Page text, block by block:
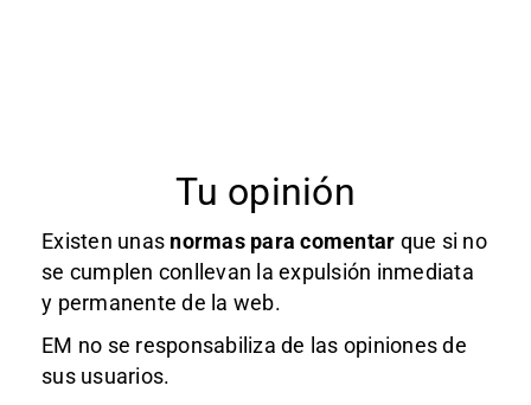
Tu opinión
Existen unas normas para comentar que si no
se cumplen conllevan la expulsión inmediata
y permanente de la web.
EM no se responsabiliza de las opiniones de
sus usuarios.